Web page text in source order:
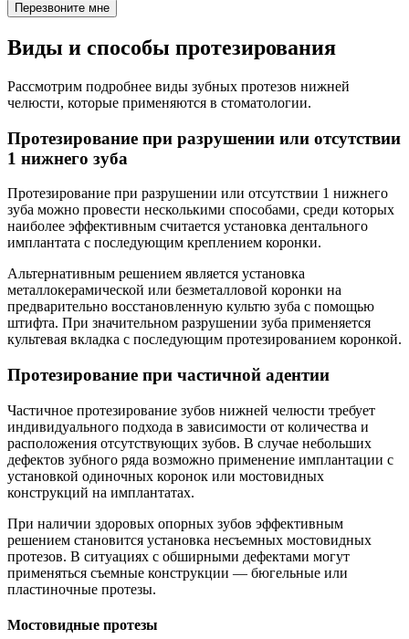
Перезвоните мне
Виды и способы протезирования
Рассмотрим подробнее виды зубных протезов нижней
челюсти, которые применяются в стоматологии.
Протезирование при разрушении или отсутствии
1 нижнего зуба
Протезирование при разрушении или отсутствии 1 нижнего
зуба можно провести несколькими способами, среди которых
наиболее эффективным считается установка дентального
имплантата с последующим креплением коронки.
Альтернативным решением является установка
металлокерамической или безметалловой коронки на
предварительно восстановленную культю зуба с помощью
штифта. При значительном разрушении зуба применяется
культевая вкладка с последующим протезированием коронкой.
Протезирование при частичной адентии
Частичное протезирование зубов нижней челюсти требует
индивидуального подхода в зависимости от количества и
расположения отсутствующих зубов. В случае небольших
дефектов зубного ряда возможно применение имплантации с
установкой одиночных коронок или мостовидных
конструкций на имплантатах.
При наличии здоровых опорных зубов эффективным
решением становится установка несъемных мостовидных
протезов. В ситуациях с обширными дефектами могут
применяться съемные конструкции — бюгельные или
пластиночные протезы.
Мостовидные протезы